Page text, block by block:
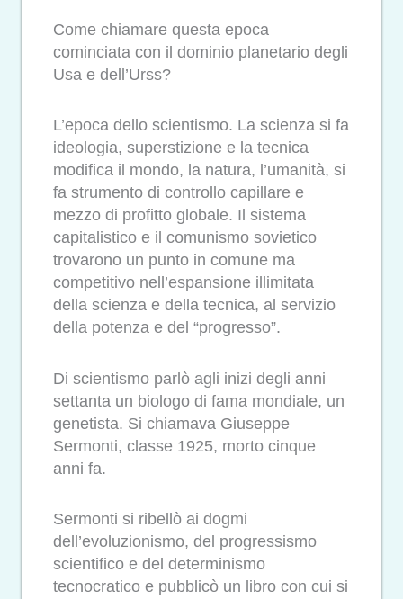
Come chiamare questa epoca
cominciata con il dominio planetario degli
Usa e dell’Urss?
L’epoca dello scientismo. La scienza si fa
ideologia, superstizione e la tecnica
modifica il mondo, la natura, l’umanità, si
fa strumento di controllo capillare e
mezzo di profitto globale. Il sistema
capitalistico e il comunismo sovietico
trovarono un punto in comune ma
competitivo nell’espansione illimitata
della scienza e della tecnica, al servizio
della potenza e del “progresso”.
Di scientismo parlò agli inizi degli anni
settanta un biologo di fama mondiale, un
genetista. Si chiamava Giuseppe
Sermonti, classe 1925, morto cinque
anni fa.
Sermonti si ribellò ai dogmi
dell’evoluzionismo, del progressismo
scientifico e del determinismo
tecnocratico e pubblicò un libro con cui si